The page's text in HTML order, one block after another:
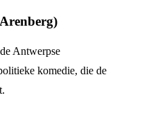
Antwerpse
komedie, die de